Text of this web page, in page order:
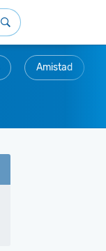
Amistad